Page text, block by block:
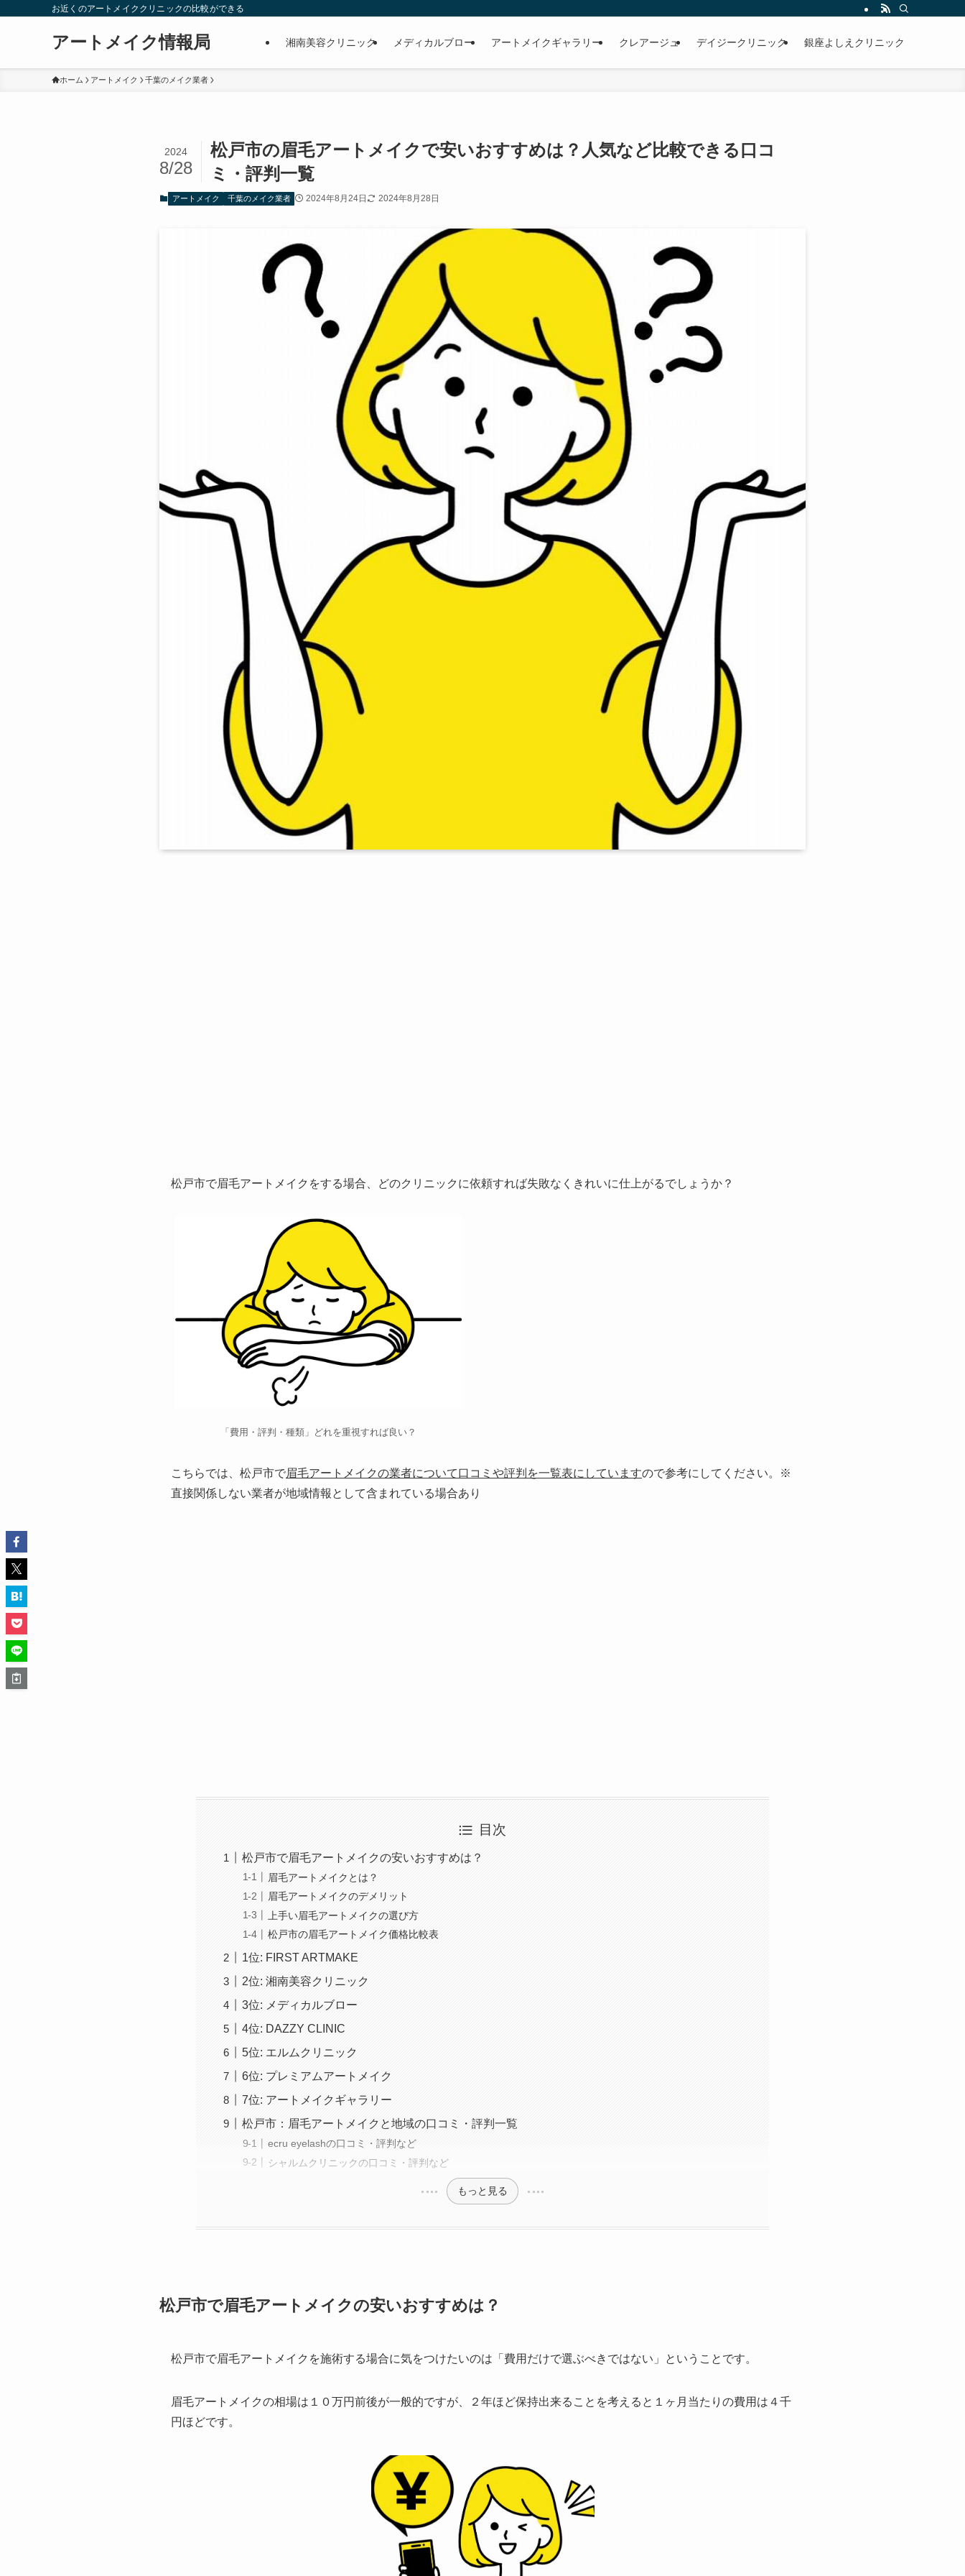
お近くのアートメイククリニックの比較ができる
アートメイク情報局 湘南美容クリニック メディカルブロー アートメイクギャラリー クレアージュ デイジークリニック 銀座よしえクリニック
ホーム アートメイク 千葉のメイク業者
松戸市の眉毛アートメイクで安いおすすめは？人気など比較できる口コ
ミ・評判一覧
2024
8/28
アートメイク 千葉のメイク業者 2024年8月24日 2024年8月28日
松戸市で眉毛アートメイクをする場合、 どのクリニックに依頼すれば失敗なくきれいに仕上がるでしょうか？
「費用・評判・種類」どれを重視すれば良い？
こちらでは、松戸市で眉毛アートメイクの業者について口コミや評判を一覧表にしていますので参考にしてください。※
直接関係しない業者が地域情報として含まれている場合あり
目次
松戸市で眉毛アートメイクの安いおすすめは？
眉毛アートメイクとは？
眉毛アートメイクのデメリット
上手い眉毛アートメイクの選び方
松戸市の眉毛アートメイク価格比較表
1位: FIRST ARTMAKE
2位: 湘南美容クリニック
3位: メディカルブロー
4位: DAZZY CLINIC
5位: エルムクリニック
6位: プレミアムアートメイク
7位: アートメイクギャラリー
松戸市：眉毛アートメイクと地域の口コミ・評判一覧
ecru eyelashの口コミ・評判など
シャルムクリニックの口コミ・評判など
もっと見る
松戸市で眉毛アートメイクの安いおすすめは？
松戸市で眉毛アートメイクを施術する場合に気をつけたいのは 「費用だけで選ぶべきではない」ということです。
眉毛アートメイクの相場は１０万円前後が一般的ですが、２年ほど保持出来ることを考えると１ヶ月当たりの費用は４千
円ほどです。